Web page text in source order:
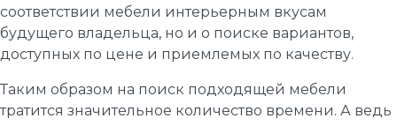
соответствии мебели интерьерным вкусам
будущего владельца, но и о поиске вариантов,
доступных по цене и приемлемых по качеству.
Таким образом на поиск подходящей мебели
тратится значительное количество времени. А ведь